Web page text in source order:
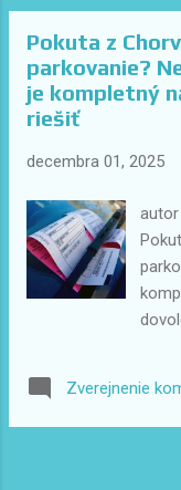
bude
sú
Pokuta z
parkovanie?
je kompletný
riešiť
decembra 01, 2025
Zverejnenie